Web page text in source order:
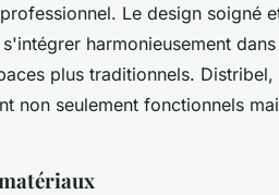
Le design soigné
harmonieusement
plus traditionnels.
non seulement fonctionnels